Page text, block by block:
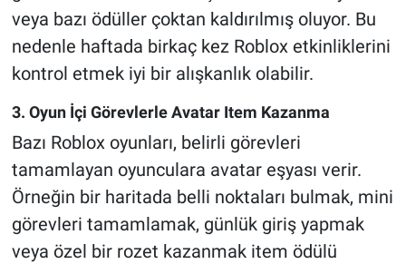
veya bazı ödüller çoktan kaldırılmış oluyor. Bu
nedenle haftada birkaç kez Roblox etkinliklerini
kontrol etmek iyi bir alışkanlık olabilir.
3. Oyun İçi Görevlerle Avatar Item Kazanma
Bazı Roblox oyunları, belirli görevleri
tamamlayan oyunculara avatar eşyası verir.
Örneğin bir haritada belli noktaları bulmak, mini
görevleri tamamlamak, günlük giriş yapmak
veya özel bir rozet kazanmak item ödülü